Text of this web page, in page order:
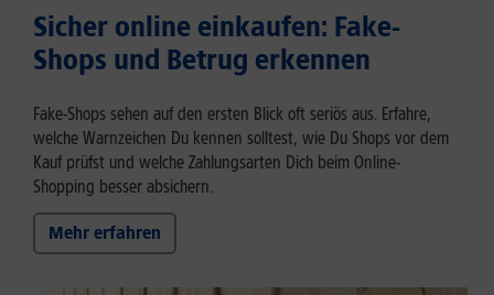
Sicher online einkaufen: Fake-
Shops und Betrug erkennen
Fake-Shops sehen auf den ersten Blick oft seriös aus. Erfahre,
welche Warnzeichen Du kennen solltest, wie Du Shops vor dem
Kauf prüfst und welche Zahlungsarten Dich beim Online-
Shopping besser absichern.
Mehr erfahren